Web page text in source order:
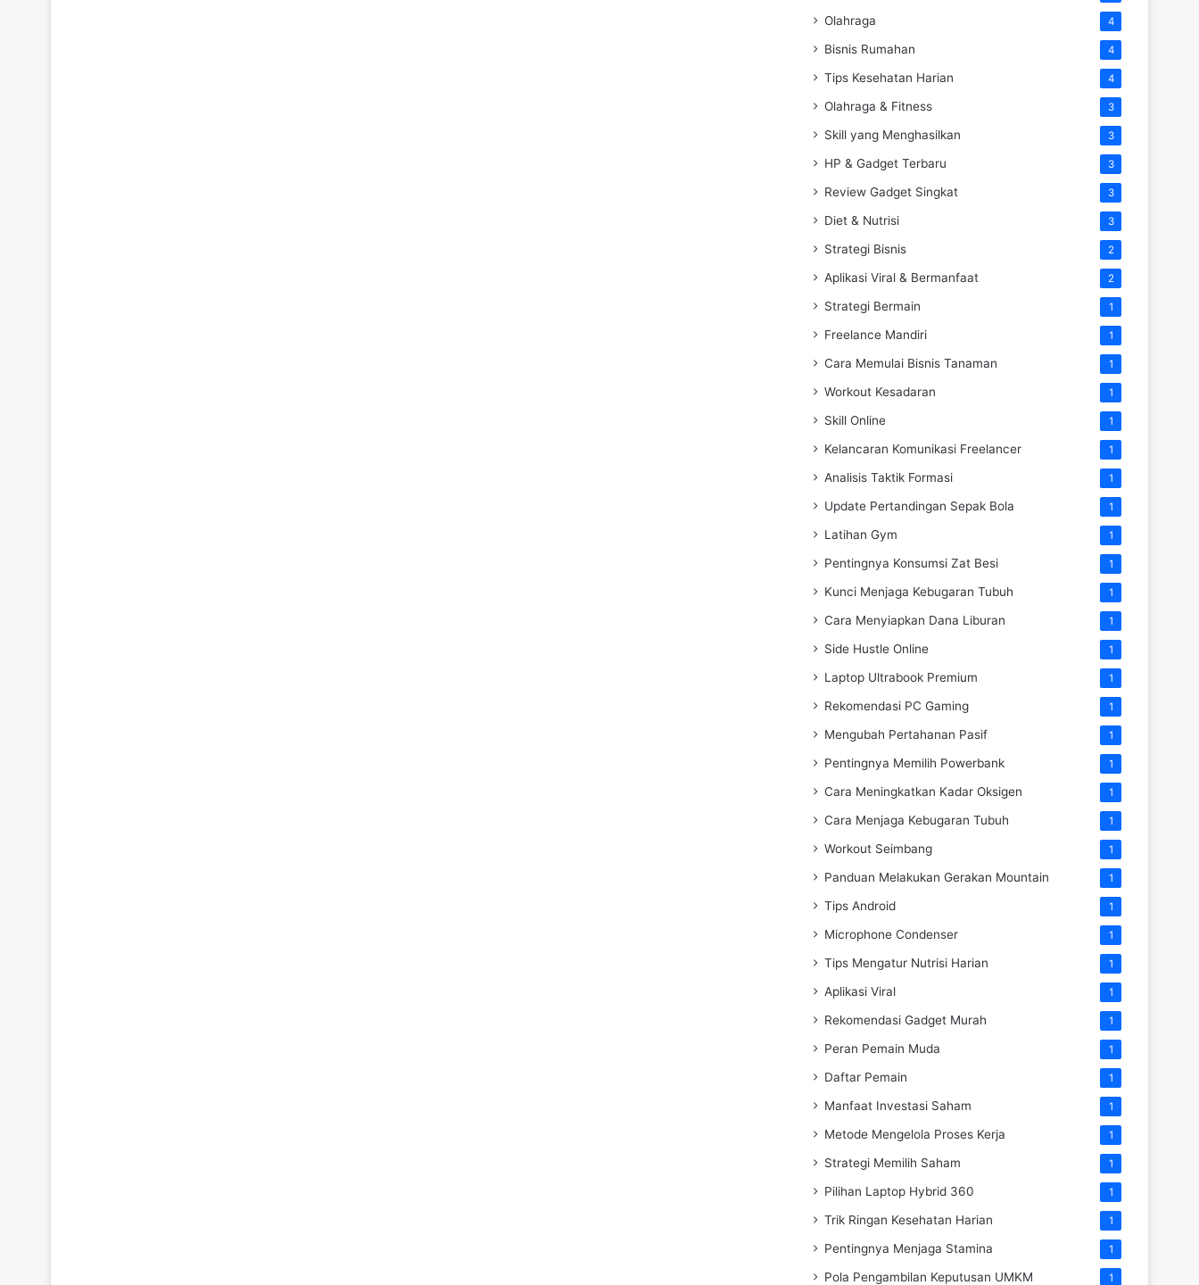
Olahraga 4
Bisnis Rumahan 4
Tips Kesehatan Harian 4
Olahraga & Fitness 3
Skill yang Menghasilkan 3
HP & Gadget Terbaru 3
Review Gadget Singkat 3
Diet & Nutrisi 3
Strategi Bisnis 2
Aplikasi Viral & Bermanfaat 2
Strategi Bermain 1
Freelance Mandiri 1
Cara Memulai Bisnis Tanaman 1
Workout Kesadaran 1
Skill Online 1
Kelancaran Komunikasi Freelancer 1
Analisis Taktik Formasi 1
Update Pertandingan Sepak Bola 1
Latihan Gym 1
Pentingnya Konsumsi Zat Besi 1
Kunci Menjaga Kebugaran Tubuh 1
Cara Menyiapkan Dana Liburan 1
Side Hustle Online 1
Laptop Ultrabook Premium 1
Rekomendasi PC Gaming 1
Mengubah Pertahanan Pasif 1
Pentingnya Memilih Powerbank 1
Cara Meningkatkan Kadar Oksigen 1
Cara Menjaga Kebugaran Tubuh 1
Workout Seimbang 1
Panduan Melakukan Gerakan Mountain 1
Tips Android 1
Microphone Condenser 1
Tips Mengatur Nutrisi Harian 1
Aplikasi Viral 1
Rekomendasi Gadget Murah 1
Peran Pemain Muda 1
Daftar Pemain 1
Manfaat Investasi Saham 1
Metode Mengelola Proses Kerja 1
Strategi Memilih Saham 1
Pilihan Laptop Hybrid 360 1
Trik Ringan Kesehatan Harian 1
Pentingnya Menjaga Stamina 1
Pola Pengambilan Keputusan UMKM 1